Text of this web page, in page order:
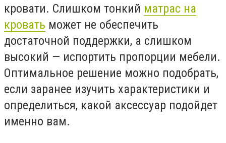
кровати. Слишком тонкий матрас на
кровать может не обеспечить
достаточной поддержки, а слишком
высокий — испортить пропорции мебели.
Оптимальное решение можно подобрать,
если заранее изучить характеристики и
определиться, какой аксессуар подойдет
именно вам.